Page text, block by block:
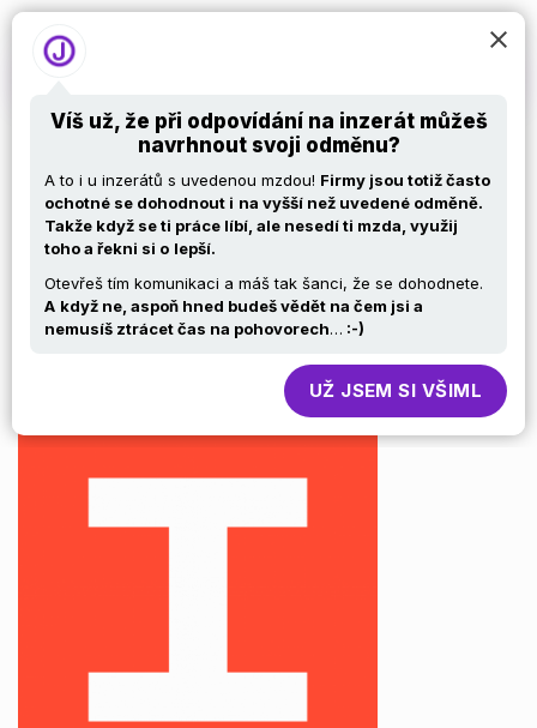
Frontend Developer
for a Norwegian IT
consulting
company in Brno
Víš už, že při odpovídání na inzerát můžeš
navrhnout svoji odměnu?
A to i u inzerátů s uvedenou mzdou! Firmy jsou totiž často
ochotné se dohodnout i na vyšší než uvedené odměně.
Takže když se ti práce líbí, ale nesedí ti mzda, využij
toho a řekni si o lepší.
Otevřeš tím komunikaci a máš tak šanci, že se dohodnete.
A když ne, aspoň hned budeš vědět na čem jsi a
nemusíš ztrácet čas na pohovorech… :-)
UŽ JSEM SI VŠIML